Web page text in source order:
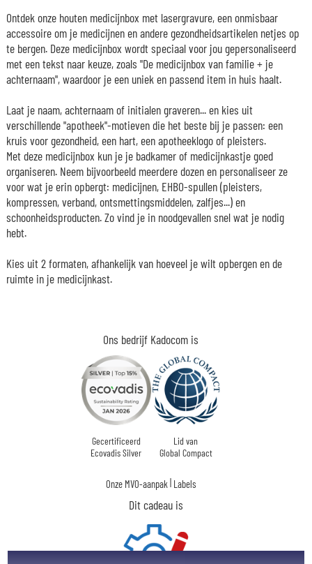
Ons bedrijf Kadocom is
Gecertificeerd
Ecovadis Silver
Lid van
Global Compact
Onze MVO-aanpak | Labels
Dit cadeau is
Ontdek onze houten medicijnbox met lasergravure, een onmisbaar
accessoire om je medicijnen en andere gezondheidsartikelen netjes op
te bergen. Deze medicijnbox wordt speciaal voor jou gepersonaliseerd
met een tekst naar keuze, zoals "De medicijnbox van familie + je
achternaam", waardoor je een uniek en passend item in huis haalt.
Laat je naam, achternaam of initialen graveren... en kies uit
verschillende "apotheek"-motieven die het beste bij je passen: een
kruis voor gezondheid, een hart, een apotheeklogo of pleisters.
Met deze medicijnbox kun je je badkamer of medicijnkastje goed
organiseren. Neem bijvoorbeeld meerdere dozen en personaliseer ze
voor wat je erin opbergt: medicijnen, EHBO-spullen (pleisters,
kompressen, verband, ontsmettingsmiddelen, zalfjes...) en
schoonheidsproducten. Zo vind je in noodgevallen snel wat je nodig
hebt.
Kies uit 2 formaten, afhankelijk van hoeveel je wilt opbergen en de
ruimte in je medicijnkast.